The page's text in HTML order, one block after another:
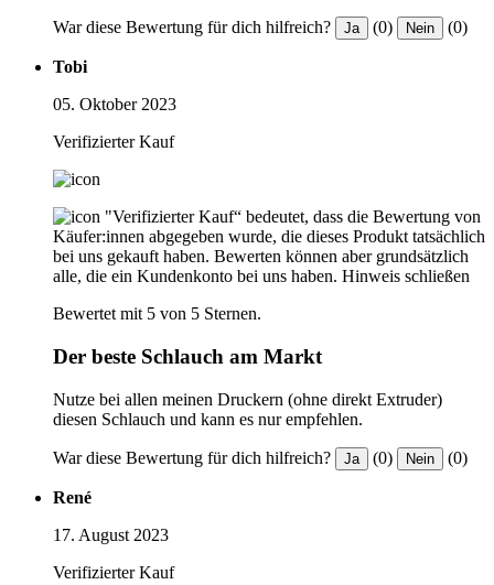
War diese Bewertung für dich hilfreich? Ja (0) Nein (0)
Tobi
05. Oktober 2023
Verifizierter Kauf
"Verifizierter Kauf“ bedeutet, dass die Bewertung von
Käufer:innen abgegeben wurde, die dieses Produkt tatsächlich
bei uns gekauft haben. Bewerten können aber grundsätzlich
alle, die ein Kundenkonto bei uns haben. Hinweis schließen
Bewertet mit 5 von 5 Sternen.
Der beste Schlauch am Markt
Nutze bei allen meinen Druckern (ohne direkt Extruder)
diesen Schlauch und kann es nur empfehlen.
War diese Bewertung für dich hilfreich? Ja (0) Nein (0)
René
17. August 2023
Verifizierter Kauf